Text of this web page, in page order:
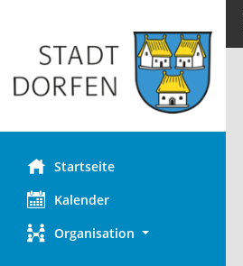
Startseite
Kalender
Organisation